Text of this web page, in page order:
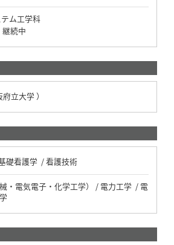
ム工学科
継続中
立大学 ）
礎看護学 / 看護技術
・電気電子・化学工学） / 電力工学 / 電